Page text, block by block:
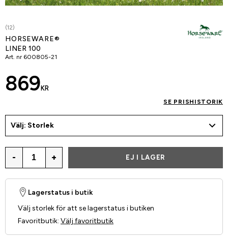
(12)
HORSEWARE®
LINER 100
Art. nr 600805-21
869 KR
SE PRISHISTORIK
Välj: Storlek
- + EJ I LAGER
Lagerstatus i butik
Välj storlek för att se lagerstatus i butiken
Favoritbutik: Välj favoritbutik